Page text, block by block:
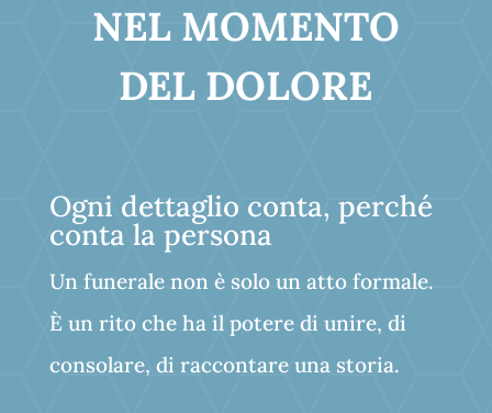
NEL MOMENTO
DEL DOLORE
Ogni dettaglio conta, perché
conta la persona
Un funerale non è solo un atto formale.
È un rito che ha il potere di unire, di
consolare, di raccontare una storia.